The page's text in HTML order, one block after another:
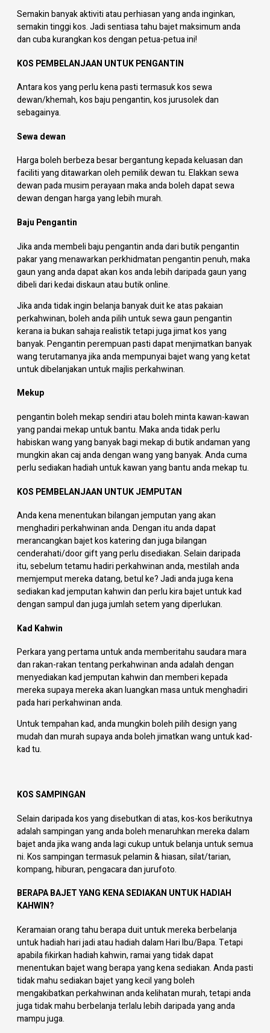
Semakin banyak aktiviti atau perhiasan yang anda inginkan,
semakin tinggi kos. Jadi sentiasa tahu bajet maksimum anda
dan cuba kurangkan kos dengan petua-petua ini!
KOS PEMBELANJAAN UNTUK PENGANTIN
Antara kos yang perlu kena pasti termasuk kos sewa
dewan/khemah, kos baju pengantin, kos jurusolek dan
sebagainya.
Sewa dewan
Harga boleh berbeza besar bergantung kepada keluasan dan
faciliti yang ditawarkan oleh pemilik dewan tu. Elakkan sewa
dewan pada musim perayaan maka anda boleh dapat sewa
dewan dengan harga yang lebih murah.
Baju Pengantin
Jika anda membeli baju pengantin anda dari butik pengantin
pakar yang menawarkan perkhidmatan pengantin penuh, maka
gaun yang anda dapat akan kos anda lebih daripada gaun yang
dibeli dari kedai diskaun atau butik online.
Jika anda tidak ingin belanja banyak duit ke atas pakaian
perkahwinan, boleh anda pilih untuk sewa gaun pengantin
kerana ia bukan sahaja realistik tetapi juga jimat kos yang
banyak. Pengantin perempuan pasti dapat menjimatkan banyak
wang terutamanya jika anda mempunyai bajet wang yang ketat
untuk dibelanjakan untuk majlis perkahwinan.
Mekup
pengantin boleh mekap sendiri atau boleh minta kawan-kawan
yang pandai mekap untuk bantu. Maka anda tidak perlu
habiskan wang yang banyak bagi mekap di butik andaman yang
mungkin akan caj anda dengan wang yang banyak. Anda cuma
perlu sediakan hadiah untuk kawan yang bantu anda mekap tu.
KOS PEMBELANJAAN UNTUK JEMPUTAN
Anda kena menentukan bilangan jemputan yang akan
menghadiri perkahwinan anda. Dengan itu anda dapat
merancangkan bajet kos katering dan juga bilangan
cenderahati/door gift yang perlu disediakan. Selain daripada
itu, sebelum tetamu hadiri perkahwinan anda, mestilah anda
memjemput mereka datang, betul ke? Jadi anda juga kena
sediakan kad jemputan kahwin dan perlu kira bajet untuk kad
dengan sampul dan juga jumlah setem yang diperlukan.
Kad Kahwin
Perkara yang pertama untuk anda memberitahu saudara mara
dan rakan-rakan tentang perkahwinan anda adalah dengan
menyediakan kad jemputan kahwin dan memberi kepada
mereka supaya mereka akan luangkan masa untuk menghadiri
pada hari perkahwinan anda.
Untuk tempahan kad, anda mungkin boleh pilih design yang
mudah dan murah supaya anda boleh jimatkan wang untuk kad-
kad tu.
KOS SAMPINGAN
Selain daripada kos yang disebutkan di atas, kos-kos berikutnya
adalah sampingan yang anda boleh menaruhkan mereka dalam
bajet anda jika wang anda lagi cukup untuk belanja untuk semua
ni. Kos sampingan termasuk pelamin & hiasan, silat/tarian,
kompang, hiburan, pengacara dan jurufoto.
BERAPA BAJET YANG KENA SEDIAKAN UNTUK HADIAH
KAHWIN?
Keramaian orang tahu berapa duit untuk mereka berbelanja
untuk hadiah hari jadi atau hadiah dalam Hari Ibu/Bapa. Tetapi
apabila fikirkan hadiah kahwin, ramai yang tidak dapat
menentukan bajet wang berapa yang kena sediakan. Anda pasti
tidak mahu sediakan bajet yang kecil yang boleh
mengakibatkan perkahwinan anda kelihatan murah, tetapi anda
juga tidak mahu berbelanja terlalu lebih daripada yang anda
mampu juga.